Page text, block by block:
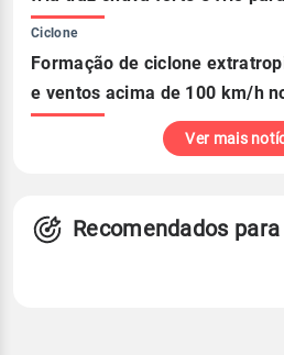
Ciclone
Formação de ciclone
e ventos acima de 100 km/h
Ver mais
Recomendados